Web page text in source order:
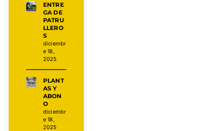
ENTRE
GA DE
PATRU
LLERO
S
diciembr
e 18,
2025
PLANT
AS Y
ABON
O
diciembr
e 18,
2025